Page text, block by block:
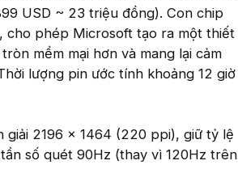
USD ~ 23 triệu đồng). Con chip
cho phép Microsoft tạo ra một thiết
mềm mại hơn và mang lại cảm
lượng pin ước tính khoảng 12 giờ
giải 2196 x 1464 (220 ppi), giữ tỷ lệ
số quét 90Hz (thay vì 120Hz trên